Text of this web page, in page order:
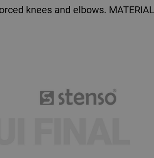
knees and elbows.